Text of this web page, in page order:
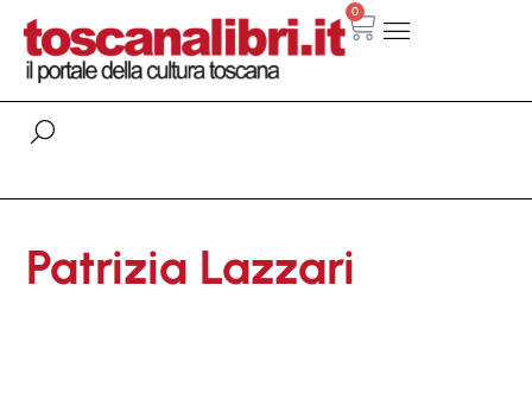
0
Patrizia Lazzari